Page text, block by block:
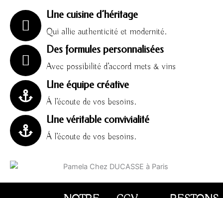
Une cuisine d’héritage
Qui allie authenticité et modernité.
Des formules personnalisées
Avec possibilité d’accord mets & vins
Une équipe créative
Á l’écoute de vos besoins.
Une véritable convivialité
Á l’écoute de vos besoins.